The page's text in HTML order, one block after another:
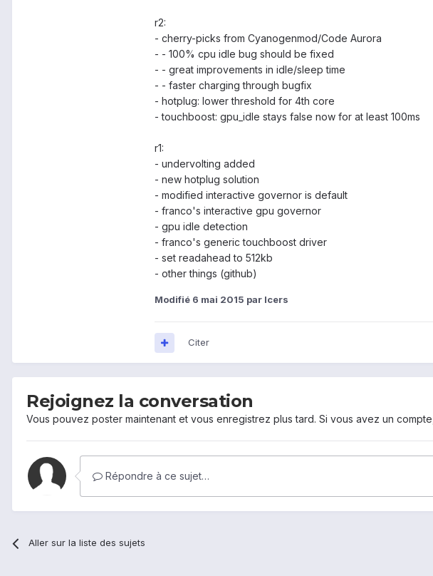
r2:
- cherry-picks from Cyanogenmod/Code Aurora
- - 100% cpu idle bug should be fixed
- - great improvements in idle/sleep time
- - faster charging through bugfix
- hotplug: lower threshold for 4th core
- touchboost: gpu_idle stays false now for at least 100ms
r1:
- undervolting added
- new hotplug solution
- modified interactive governor is default
- franco's interactive gpu governor
- gpu idle detection
- franco's generic touchboost driver
- set readahead to 512kb
- other things (github)
Modifié 6 mai 2015 par Icers
Citer
Rejoignez la conversation
Vous pouvez poster maintenant et vous enregistrez plus tard. Si vous avez un compte,
Répondre à ce sujet…
Aller sur la liste des sujets